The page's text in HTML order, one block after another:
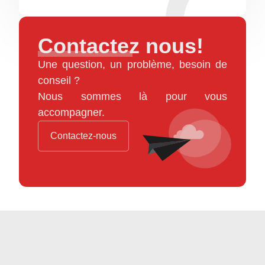
Contactez nous!
Une question, un problème, besoin de
conseil ?
Nous sommes là pour vous
accompagner.
Contactez-nous